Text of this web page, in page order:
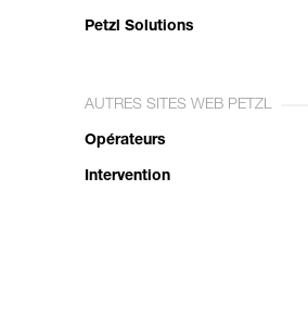
Petzl Solutions
AUTRES SITES WEB PETZL
Opérateurs
Intervention